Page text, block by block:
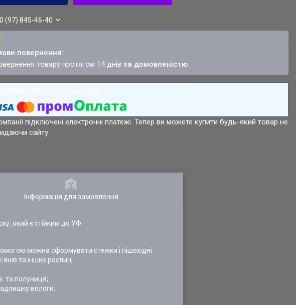
(97) 845-46-40
товару протягом 14 днівза домовленістю
підключені електронні платежі. Тепер ви можете купити будь-який товар не
сайту.
Інформація для замовлення
який є стійким до УФ.
можна сформувати стежки і пішохідні
та інших рослин;
та полуниця;
вологи;